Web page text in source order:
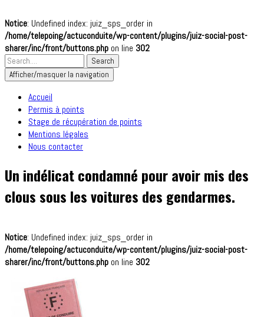
Notice: Undefined index: juiz_sps_order in
/home/telepoing/actuconduite/wp-content/plugins/juiz-social-post-
sharer/inc/front/buttons.php on line 302
Afficher/masquer la navigation
Accueil
Permis à points
Stage de récupération de points
Mentions légales
Nous contacter
Un indélicat condamné pour avoir mis des
clous sous les voitures des gendarmes.
Notice: Undefined index: juiz_sps_order in
/home/telepoing/actuconduite/wp-content/plugins/juiz-social-post-
sharer/inc/front/buttons.php on line 302